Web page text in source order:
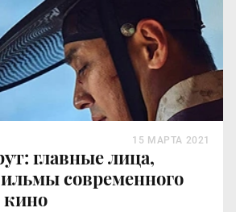
главные лица,
современного
кино
15 МАРТА 2021